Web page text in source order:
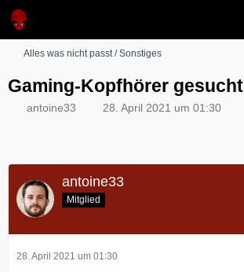
Alles was nicht passt / Sonstiges
Gaming-Kopfhörer gesucht
antoine33 28. April 2021 um 01:30
antoine33
Mitglied
28. April 2021 um 01:30